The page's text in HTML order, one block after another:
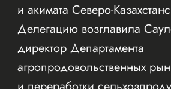
и акимата Северо-
Делегацию возглавила
директор Департамента
агропродовольственных